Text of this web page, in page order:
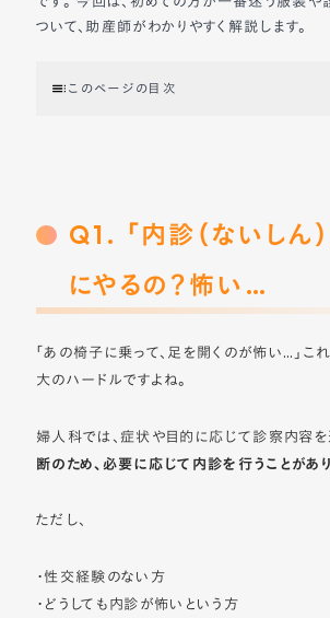
ついて、助産師がわかりやすく解説します。
このページの目次
Q4. どんな流れで進むの？
Q1. 「内診（ないしん
にやるの？怖い…
「あの椅子に乗って、足を開くのが怖い…」
大のハードルですよね。
婦人科では、症状や目的に応じて診察内容を
断のため、必要に応じて内診を行うことがあり
ただし、
・性交経験のない方
・どうしても内診が怖いという方